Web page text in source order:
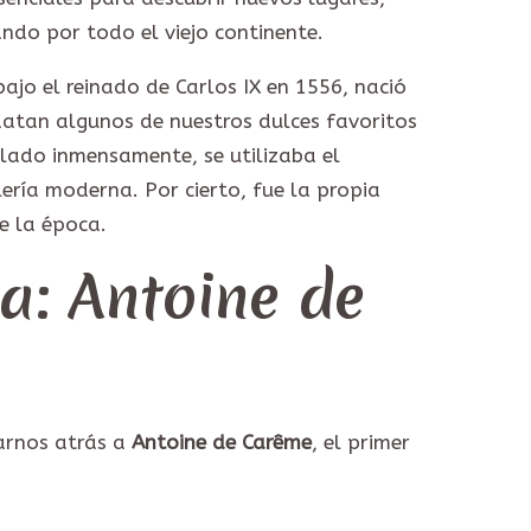
por todo el viejo continente.
el reinado de Carlos IX en 1556, nació
algunos de nuestros dulces favoritos
inmensamente, se utilizaba el
moderna. Por cierto, fue la propia
la época.
Antoine de
atrás a Antoine de Carême, el primer